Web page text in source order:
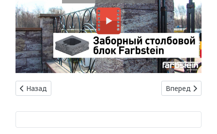
Предыдущий: Газобетон и пеноблоки: характеристики и
Назад Следующий:
Вперед